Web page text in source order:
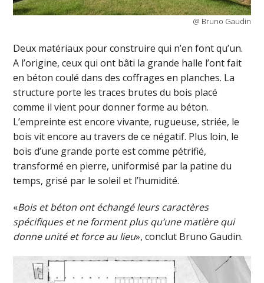
@ Bruno Gaudin
Deux matériaux pour construire qui n’en font qu’un.
A l’origine, ceux qui ont bâti la grande halle l’ont fait
en béton coulé dans des coffrages en planches. La
structure porte les traces brutes du bois placé
comme il vient pour donner forme au béton.
L’empreinte est encore vivante, rugueuse, striée, le
bois vit encore au travers de ce négatif. Plus loin, le
bois d’une grande porte est comme pétrifié,
transformé en pierre, uniformisé par la patine du
temps, grisé par le soleil et l’humidité.
«Bois et béton ont échangé leurs caractères
spécifiques et ne forment plus qu’une matière qui
donne unité et force au lieu», conclut Bruno Gaudin.